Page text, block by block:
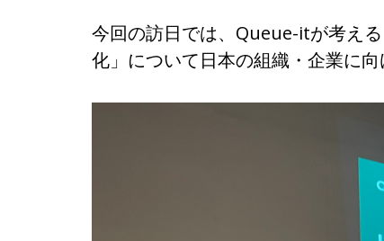
今回の訪日では、Queue-itが考え
化」について日本の組織・企業に向